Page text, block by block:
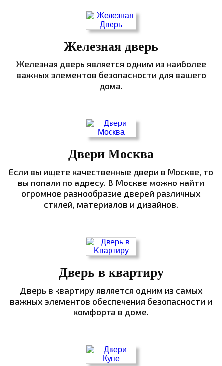
Железная дверь
Железная дверь является одним из наиболее
важных элементов безопасности для вашего
дома.
Двери Москва
Если вы ищете качественные двери в Москве, то
вы попали по адресу. В Москве можно найти
огромное разнообразие дверей различных
стилей, материалов и дизайнов.
Дверь в квартиру
Дверь в квартиру является одним из самых
важных элементов обеспечения безопасности и
комфорта в доме.